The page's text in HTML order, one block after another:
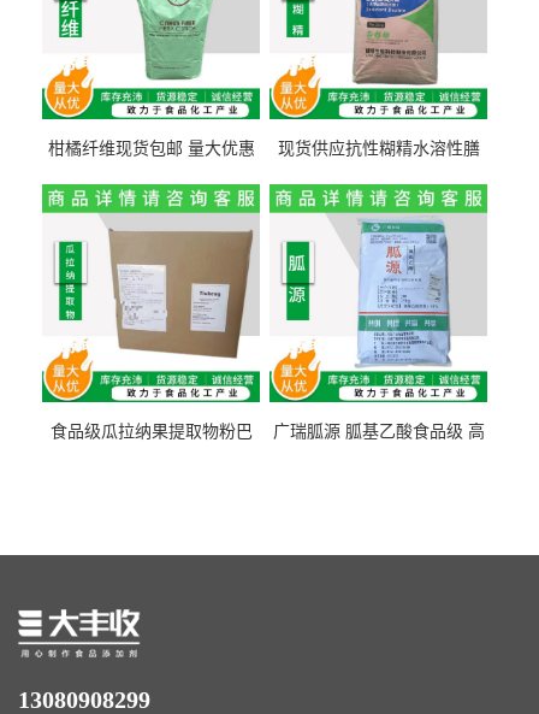
柑橘纤维现货包邮 量大优惠
现货供应抗性糊精水溶性膳
量1kg包邮
食品级瓜拉纳果提取物粉巴
广瑞胍源 胍基乙酸食品级 高
13080908299